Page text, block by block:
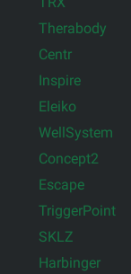
Therabody
Centr
Inspire
Eleiko
WellSystem
Concept2
Escape
TriggerPoint
SKLZ
Harbinger